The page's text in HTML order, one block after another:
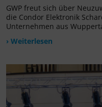
GWP freut sich über
die Condor Elektronik
Unternehmen aus
› Weiterlesen